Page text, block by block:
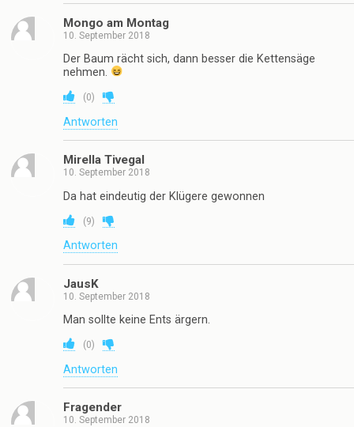
Mongo am Montag
10. September 2018
Der Baum rächt sich, dann besser die Kettensäge
nehmen.
(0)
Antworten
Mirella Tivegal
10. September 2018
Da hat eindeutig der Klügere gewonnen
(9)
Antworten
JausK
10. September 2018
Man sollte keine Ents ärgern.
(0)
Antworten
Fragender
10. September 2018